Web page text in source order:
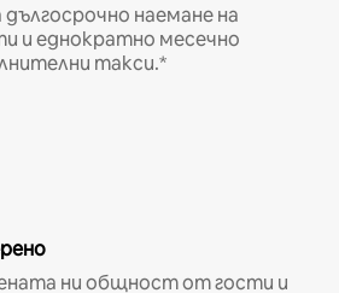
дългосрочно наемане на
и еднократно месечно
такси.*
ни общност от гости и